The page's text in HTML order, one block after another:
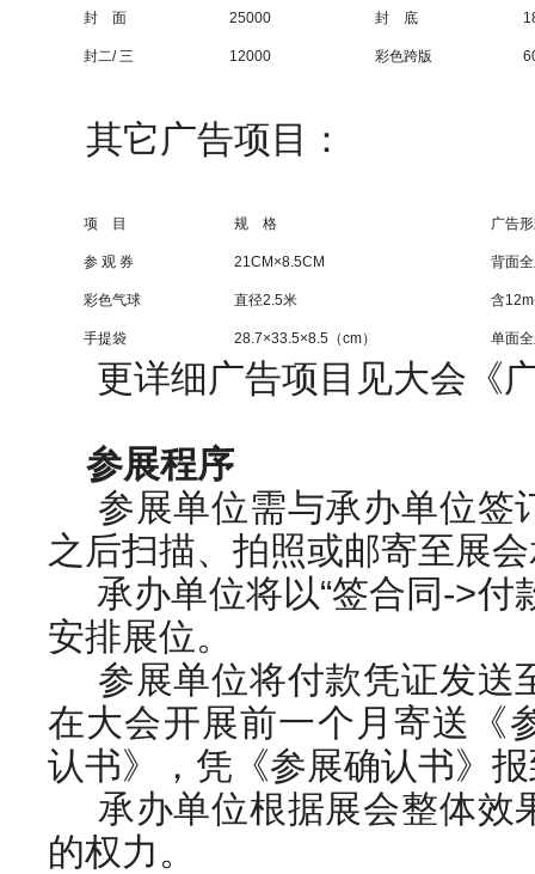
封 面 25000 封 底
封二/ 三 12000 彩色跨版
其它广告项目：
项 目 规 格 广告
参 观 券 21CM×8.5CM 背面
彩色气球 直径2.5米 含
手提袋 28.7×33.5×8.5（cm） 单面
更详细广告项目见大会《
参展程序
参展单位需与承办单位签
之后扫描、拍照或邮寄至展
承办单位将以“签合同->付
安排展位。
参展单位将付款凭证发送
在大会开展前一个月寄送《
认书》，凭《参展确认书》
承办单位根据展会整体效
的权力。